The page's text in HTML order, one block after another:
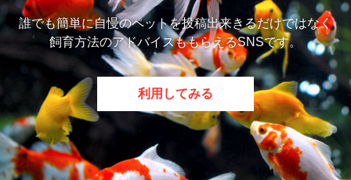
誰でも簡単に自慢のペットを投稿出来きるだけではなく
飼育方法のアドバイスももらえるSNSです。
利用してみる